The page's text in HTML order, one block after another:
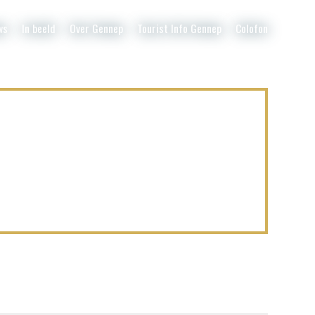
In beeld Over Gennep Tourist Info Gennep Colofon